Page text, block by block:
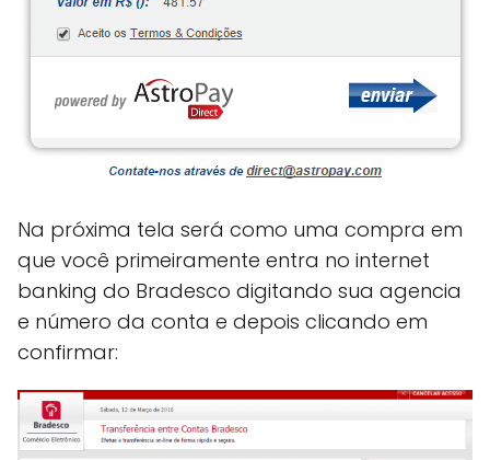
Na próxima tela será como uma compra em
que você primeiramente entra no internet
banking do Bradesco digitando sua agencia
e número da conta e depois clicando em
confirmar: